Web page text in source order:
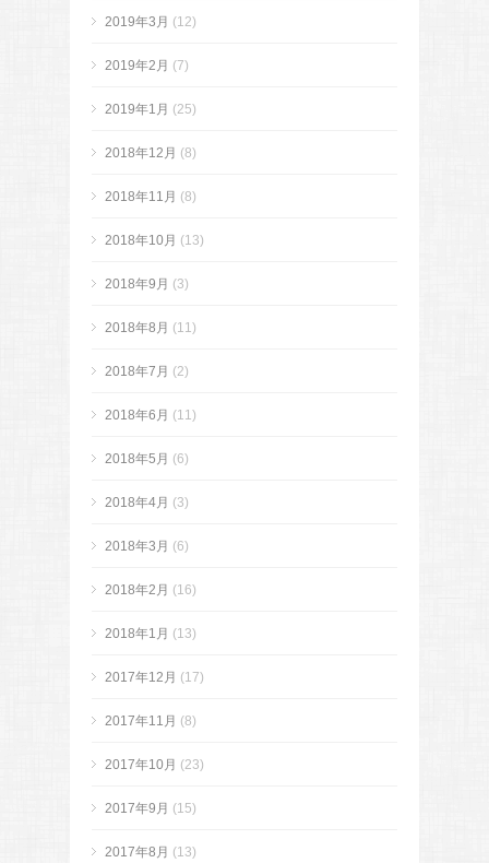
2019年3月 (12)
2019年2月 (7)
2019年1月 (25)
2018年12月 (8)
2018年11月 (8)
2018年10月 (13)
2018年9月 (3)
2018年8月 (11)
2018年7月 (2)
2018年6月 (11)
2018年5月 (6)
2018年4月 (3)
2018年3月 (6)
2018年2月 (16)
2018年1月 (13)
2017年12月 (17)
2017年11月 (8)
2017年10月 (23)
2017年9月 (15)
2017年8月 (13)